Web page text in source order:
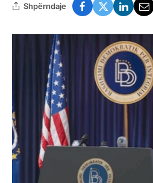
Shpërndaje